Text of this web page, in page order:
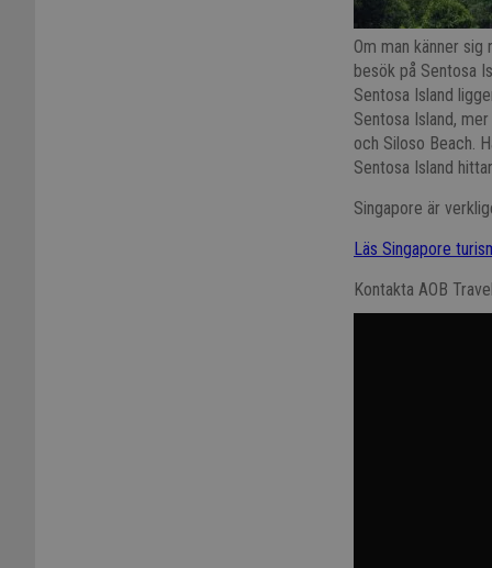
Om man känner
besök på Sentosa
Sentosa Island
Sentosa Island,
och Siloso Beach.
Sentosa Island
Singapore är
Läs Singapore
Kontakta AOB